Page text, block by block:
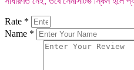
Rate *
Name *